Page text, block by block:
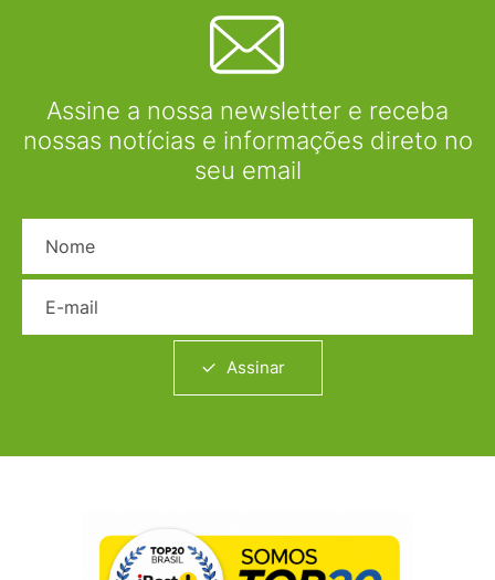
Assine a nossa newsletter e receba
nossas notícias e informações direto no
seu email
Assinar